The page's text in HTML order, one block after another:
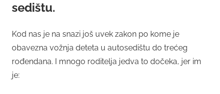
sedištu.
Kod nas je na snazi još uvek zakon po kome je
obavezna vožnja deteta u autosedištu do trećeg
rođendana. I mnogo roditelja jedva to dočeka, jer im
je: